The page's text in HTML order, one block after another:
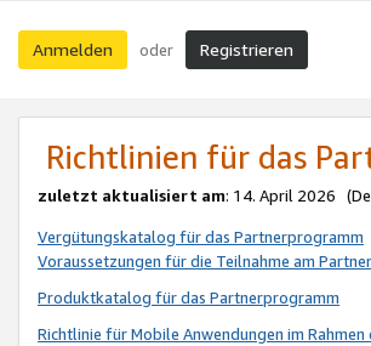
Anmelden oder Registrieren
Richtlinien für das
zuletzt aktualisiert am: 14. April 2026
Vergütungskatalog für das Partnerprogramm
Voraussetzungen für die Teilnahme am
Produktkatalog für das Partnerprogramm
Richtlinie für Mobile Anwendungen im